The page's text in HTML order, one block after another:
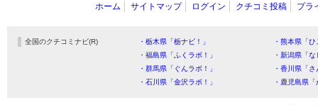
ホーム サイトマップ ログイン クチコミ投稿 プラ
全国のクチコミナビ(R) ・栃木県「栃ナビ！」
・熊本県「
・福島県「ふくラボ！」
・新潟県「
・群馬県「ぐんラボ！」
・香川県「
・石川県「金沢ラボ！」
・鹿児島県